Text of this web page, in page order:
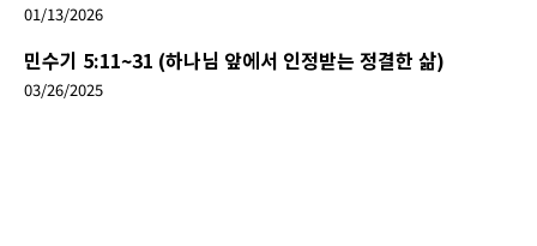
01/13/2026
민수기 5:11~31 (하나님 앞에서 인정받는 정결한 삶)
03/26/2025